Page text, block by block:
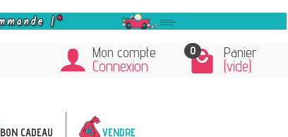
Mon compte
Connexion
0 Panier
(vide)
BON CADEAU VENDRE